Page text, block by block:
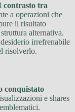
contrasto tra
a operazioni che
il risultato
alternativa.
irrefrenabile
risolverlo.
conquistato
e shares